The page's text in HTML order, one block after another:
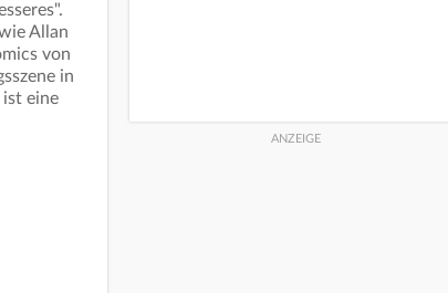
Allan
von
in
ist eine